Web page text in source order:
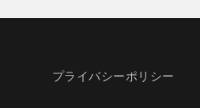
プライバシーポリシー